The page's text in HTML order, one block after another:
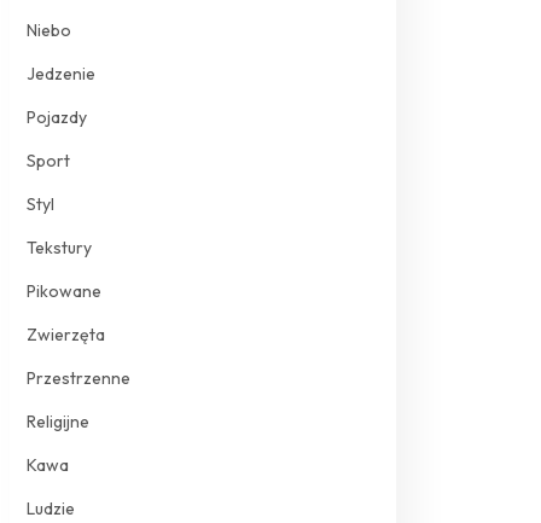
Niebo
Jedzenie
Pojazdy
Sport
Styl
Tekstury
Pikowane
Zwierzęta
Przestrzenne
Religijne
Kawa
Ludzie